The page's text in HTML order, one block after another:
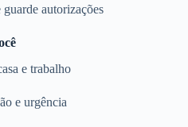
autorizações
e trabalho
e urgência